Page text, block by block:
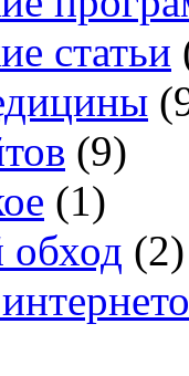
статьи
(9)
(1)
(2)